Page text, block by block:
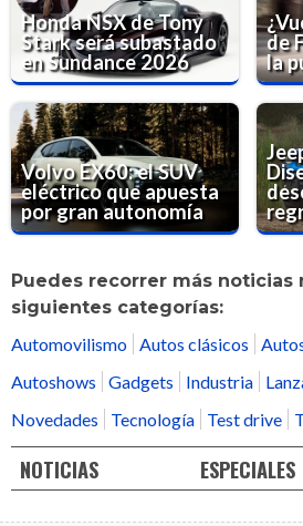
Honda NSX de Tony
Stark será subastado
en Sundance 2026
de
la
Volvo EX60: el SUV
eléctrico que apuesta
por gran autonomía
Puedes recorrer más noticias
siguientes categorías:
Automovilismo Autos clásicos
Autoshows
Gadgets Industria
Novedades
Tecnología Test drive
NOTICIAS ESPECIALES